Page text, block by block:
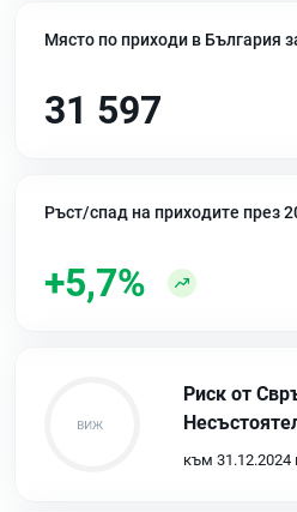
Място по приходи в България
31 597
Ръст/спад на приходите през
+5,7%
Риск от
към 31.12.2024